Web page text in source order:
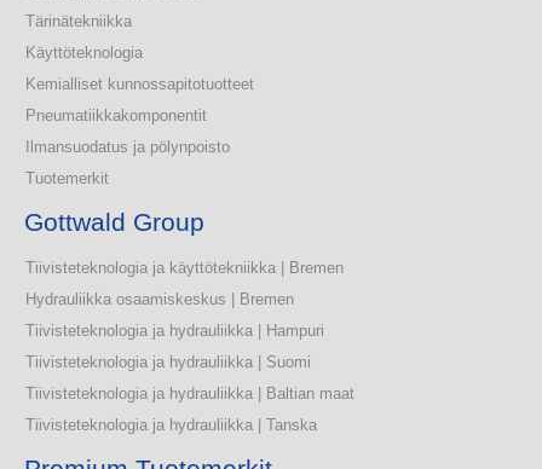
Tärinätekniikka
Käyttöteknologia
Kemialliset kunnossapitotuotteet
Pneumatiikkakomponentit
Ilmansuodatus ja pölynpoisto
Tuotemerkit
Gottwald Group
Tiivisteteknologia ja käyttötekniikka | Bremen
Hydrauliikka osaamiskeskus | Bremen
Tiivisteteknologia ja hydrauliikka | Hampuri
Tiivisteteknologia ja hydrauliikka | Suomi
Tiivisteteknologia ja hydrauliikka | Baltian maat
Tiivisteteknologia ja hydrauliikka | Tanska